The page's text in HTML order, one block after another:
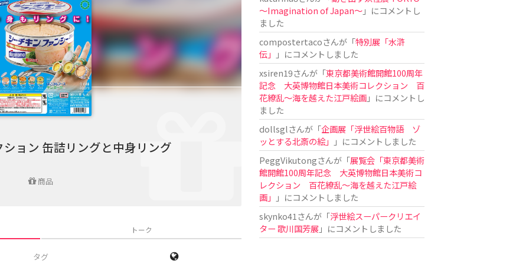
ョン 缶詰リングと中身リング
商品
トーク
タグ
〜Imagination of Japan〜」にコメントし
ました
compostertacoさんが「特別展「水滸
伝」
」にコメントしました
xsiren19さんが「東京都美術館開館100周年
記念 大英博物館日本美術コレクション 百
花繚乱～海を越えた江戸絵画」にコメントし
ました
dollsglさんが「企画展「浮世絵百物語 ゾ
ッとする北斎の絵」
」にコメントしました
PeggVikutongさんが「展覧会「東京都美術
館開館100周年記念 大英博物館日本美術コ
レクション 百花繚乱〜海を越えた江戸絵
画」
」にコメントしました
skynko41 さんが「浮世絵スーパークリエイ
ター 歌川国芳展 」にコメントしました